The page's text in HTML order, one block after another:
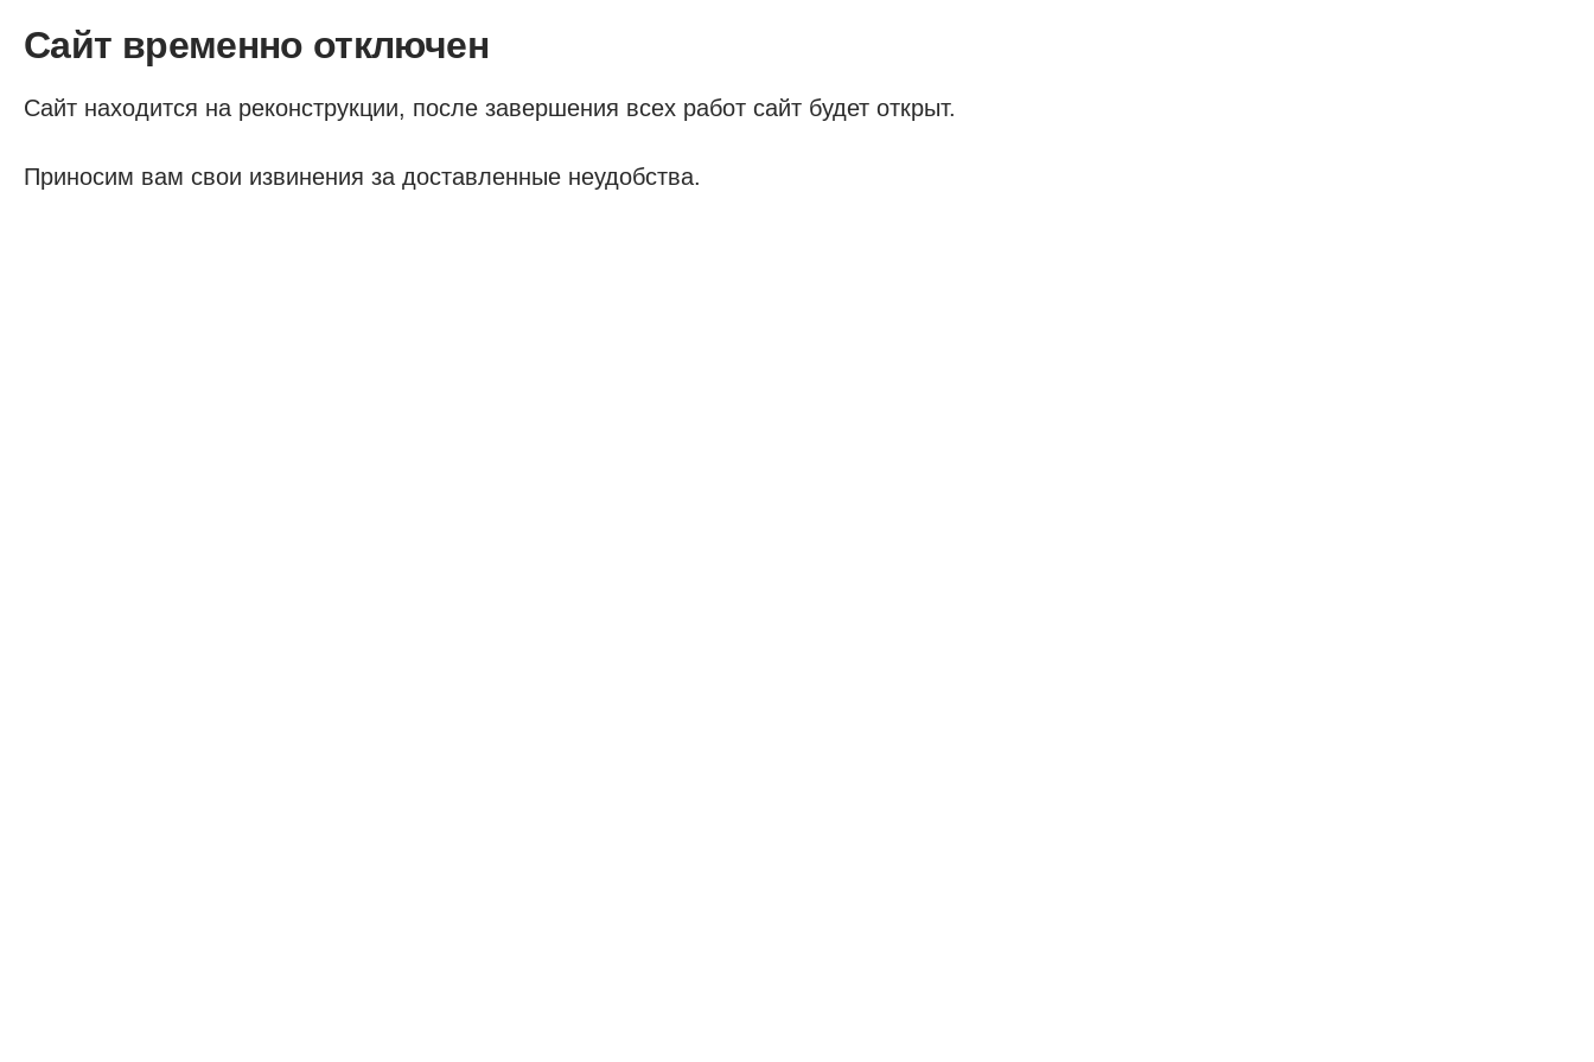
Сайт временно отключен
Сайт находится на реконструкции, после завершения всех работ сайт будет открыт.
Приносим вам свои извинения за доставленные неудобства.